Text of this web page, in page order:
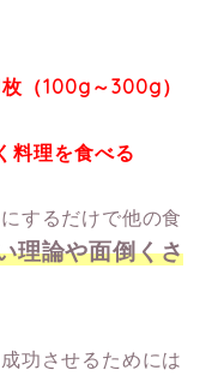
（100g～300g）
料理を食べる
するだけで他の食
理論や面倒くさ
功させるためには